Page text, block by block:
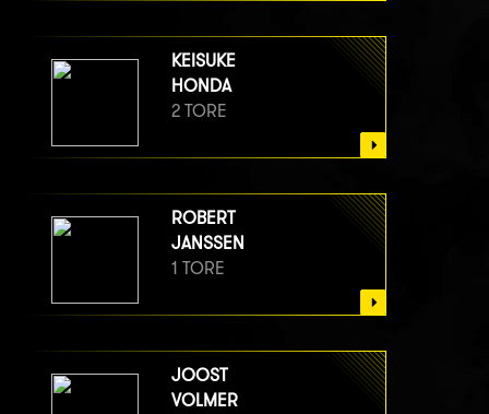
KEISUKE
HONDA
2 TORE
ROBERT
JANSSEN
1 TORE
JOOST
VOLMER